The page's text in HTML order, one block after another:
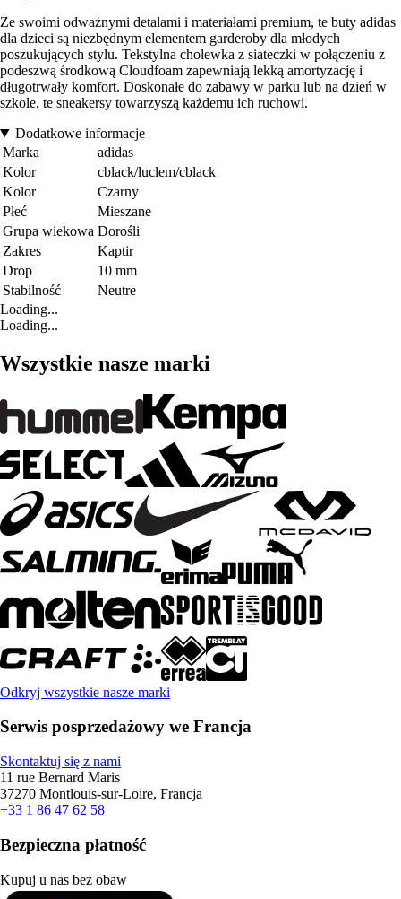
Ze swoimi odważnymi detalami i materiałami premium, te buty adidas
dla dzieci są niezbędnym elementem garderoby dla młodych
poszukujących stylu. Tekstylna cholewka z siateczki w połączeniu z
podeszwą środkową Cloudfoam zapewniają lekką amortyzację i
długotrwały komfort. Doskonałe do zabawy w parku lub na dzień w
szkole, te sneakersy towarzyszą każdemu ich ruchowi.
Dodatkowe informacje
Marka
adidas
Kolor
cblack/luclem/cblack
Kolor
Czarny
Płeć
Mieszane
Grupa wiekowa Dorośli
Zakres
Kaptir
Drop
10 mm
Stabilność
Neutre
Loading...
Loading...
Wszystkie nasze marki
Odkryj wszystkie nasze marki
Serwis posprzedażowy we Francja
Skontaktuj się z nami
11 rue Bernard Maris
37270 Montlouis-sur-Loire, Francja
+33 1 86 47 62 58
Bezpieczna płatność
Kupuj u nas bez obaw